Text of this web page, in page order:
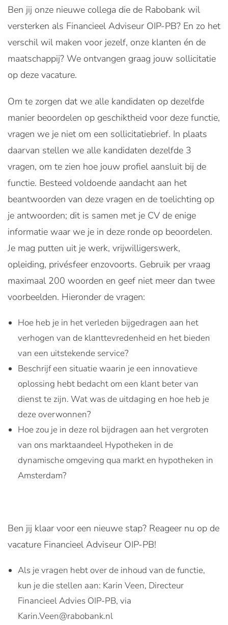
Ben jij onze nieuwe collega die de Rabobank wil
versterken als Financieel Adviseur OIP-PB? En zo het
verschil wil maken voor jezelf, onze klanten én de
maatschappij? We ontvangen graag jouw sollicitatie
op deze vacature.
Om te zorgen dat we alle kandidaten op dezelfde
manier beoordelen op geschiktheid voor deze functie,
vragen we je niet om een sollicitatiebrief. In plaats
daarvan stellen we alle kandidaten dezelfde 3
vragen, om te zien hoe jouw profiel aansluit bij de
functie. Besteed voldoende aandacht aan het
beantwoorden van deze vragen en de toelichting op
je antwoorden; dit is samen met je CV de enige
informatie waar we je in deze ronde op beoordelen.
Je mag putten uit je werk, vrijwilligerswerk,
opleiding, privésfeer enzovoorts. Gebruik per vraag
maximaal 200 woorden en geef niet meer dan twee
voorbeelden. Hieronder de vragen:
Hoe heb je in het verleden bijgedragen aan het
verhogen van de klanttevredenheid en het bieden
van een uitstekende service?
Beschrijf een situatie waarin je een innovatieve
oplossing hebt bedacht om een klant beter van
dienst te zijn. Wat was de uitdaging en hoe heb je
deze overwonnen?
Hoe zou je in deze rol bijdragen aan het vergroten
van ons marktaandeel Hypotheken in de
dynamische omgeving qua markt en hypotheken in
Amsterdam?
Ben jij klaar voor een nieuwe stap? Reageer nu op de
vacature Financieel Adviseur OIP-PB!
Als je vragen hebt over de inhoud van de functie,
kun je die stellen aan: Karin Veen, Directeur
Financieel Advies OIP-PB, via
Karin.Veen@rabobank.nl